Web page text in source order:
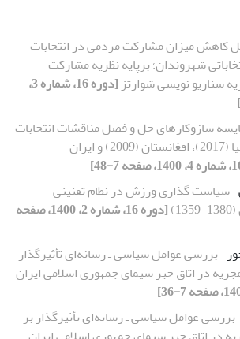
کاهش میزان مشارکت مردمی در انتخابات
انتخاباتی شهروندان؛ برپایه نظریه مشارکت
سناریو نویسی شوارتز
[دوره 16، شماره 3،
سازوکارهای حل و فصل مناقشات انتخابات
ریاست جمهوری در کنیا (2017)، افغانستان (2009) و ایران
سیاست گذاری ورزش در نظام تقنینی
[دوره 16، شماره 2، 1400، صفحه
بررسی عوامل سیاسی ـ رسانه‌ای تأثیرگذار
در اتاق خبر سیمای جمهوری اسلامی ایران
بررسی عوامل سیاسی ـ رسانه‌ای تأثیرگذار بر